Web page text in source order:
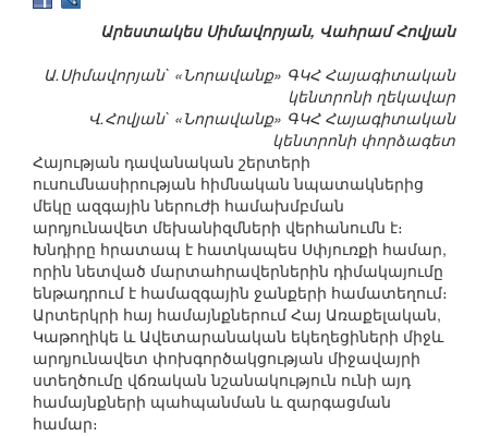
Արեստակես Սիմավորյան, Վահրամ Հովյան
Ա.Սիմավորյան` «Նորավանք» ԳԿՀ Հայագիտական
կենտրոնի ղեկավար
Վ.Հովյան` «Նորավանք» ԳԿՀ Հայագիտական
կենտրոնի փորձագետ
Հայության դավանական շերտերի
ուսումնասիրության հիմնական նպատակներից
մեկը ազգային ներուժի համախմբման
արդյունավետ մեխանիզմների վերհանումն է։
Խնդիրը հրատապ է հատկապես Սփյուռքի համար,
որին նետված մարտահրավերներին դիմակայումը
ենթադրում է համազգային ջանքերի համատեղում։
Արտերկրի հայ համայնքներում Հայ Առաքելական,
Կաթողիկե և Ավետարանական եկեղեցիների միջև
արդյունավետ փոխգործակցության միջավայրի
ստեղծումը վճռական նշանակություն ունի այդ
համայնքների պահպանման և զարգացման
համար։